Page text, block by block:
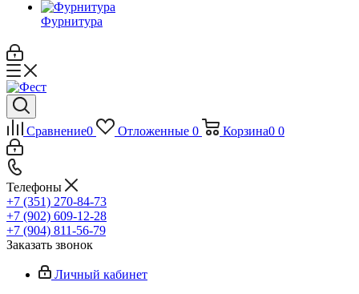
Фурнитура
Сравнение0 Отложенные 0 Корзина0 0
Телефоны
+7 (351) 270-84-73
+7 (902) 609-12-28
+7 (904) 811-56-79
Заказать звонок
Личный кабинет